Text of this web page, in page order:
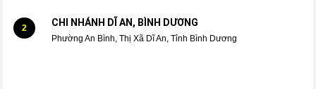
2 CHI NHÁNH DĨ AN, BÌNH DƯƠNG
Phường An Bình, Thị Xã Dĩ An, Tỉnh Bình Dương